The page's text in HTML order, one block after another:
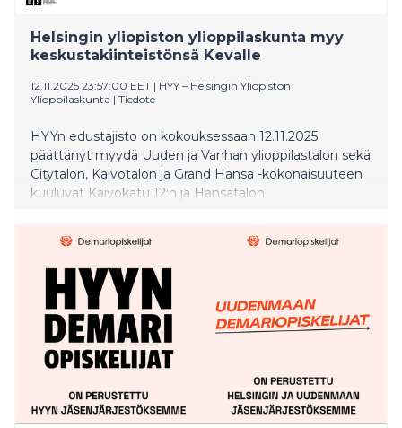
Helsingin yliopiston ylioppilaskunta myy
keskustakiinteistönsä Kevalle
12.11.2025 23:57:00 EET | HYY – Helsingin Yliopiston
Ylioppilaskunta | Tiedote
HYYn edustajisto on kokouksessaan 12.11.2025
päättänyt myydä Uuden ja Vanhan ylioppilastalon sekä
Citytalon, Kaivotalon ja Grand Hansa -kokonaisuuteen
kuuluvat Kaivokatu 12:n ja Hansatalon
velkatilanteen ja auttaa turvaamaan ylioppilaskunnan
toiminnan tulevaisuuden.